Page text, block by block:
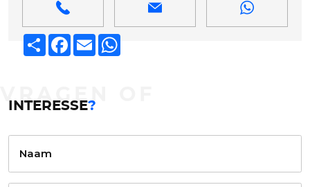
Deel Facebook
Email
INTERESSE?